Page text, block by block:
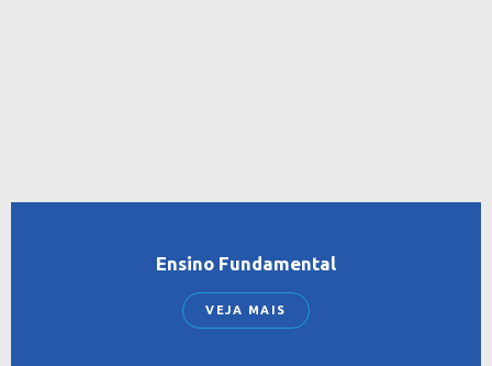
Ensino Fundamental
VEJA MAIS